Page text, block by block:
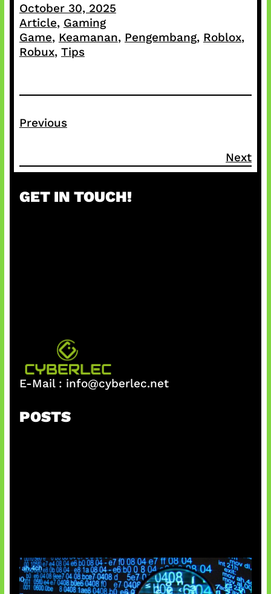
October 30, 2025
Article, Gaming
Game, Keamanan, Pengembang, Roblox ,
Robux, Tips
Previous
Next
GET IN TOUCH!
E-Mail : info@cyberlec.net
POSTS